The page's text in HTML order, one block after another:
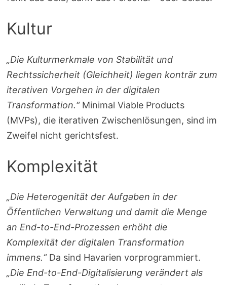
Kultur
„Die Kulturmerkmale von Stabilität und
Rechtssicherheit (Gleichheit) liegen konträr zum
iterativen Vorgehen in der digitalen
Transformation.“Minimal Viable Products
(MVPs), die iterativen Zwischenlösungen, sind im
Zweifel nicht gerichtsfest.
Komplexität
„Die Heterogenität der Aufgaben in der
Öffentlichen Verwaltung und damit die Menge
an End-to-End-Prozessen erhöht die
Komplexität der digitalen Transformation
immens.“ Da sind Havarien vorprogrammiert.
„Die End-to-End-Digitalisierung verändert als